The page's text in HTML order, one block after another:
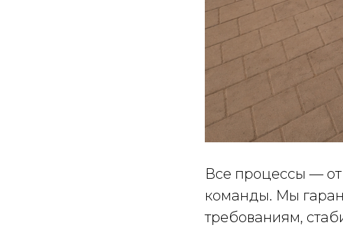
Все процессы —
команды. Мы
требованиям,